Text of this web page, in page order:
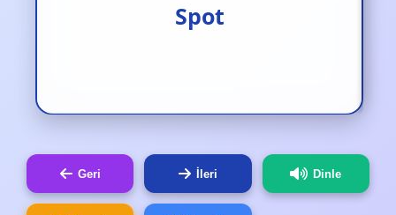
Spot
Fark etmek/ görmek
Geri İleri Dinle